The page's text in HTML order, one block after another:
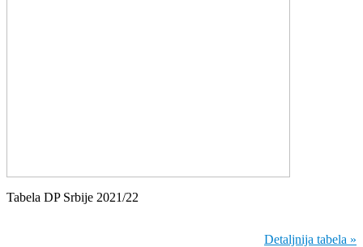
Tabela DP Srbije 2021/22
Detaljnija tabela »